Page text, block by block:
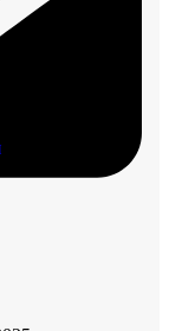
д. 221